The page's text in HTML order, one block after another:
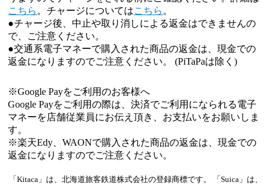
こちら 。チャージについてはこちら 。
●チャージ後、中止や取り消しによる返金はできませんの
で、ご注意ください。
●交通系電子マネーで購入された商品の返金は、現金での
返金になりますのでご注意ください。 (PiTaPaは除く)
※Google Payをご利用のお客様へ
Google Payをご利用の際は、決済でご利用になられる電子
マネーを店舗従業員にお伝え頂き、お支払いをお願いしま
す。
※楽天Edy、WAONで購入された商品の返金は、現金での
返金になりますのでご注意ください。
「Kitaca」は、北海道旅客鉄道株式会社の登録商標です。 「Suica」は、